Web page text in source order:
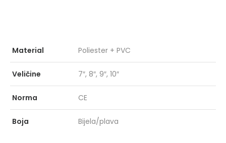
MARCUS
Material Poliester + PVC
Veličine 7″, 8″, 9″, 10″
Norma CE
Boja Bijela/plava